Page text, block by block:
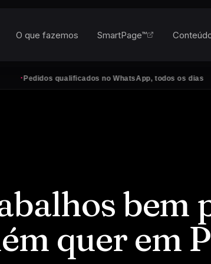
qualificados no WhatsApp, todos os dias
O que fazemos SmartPage™
bem
quer em